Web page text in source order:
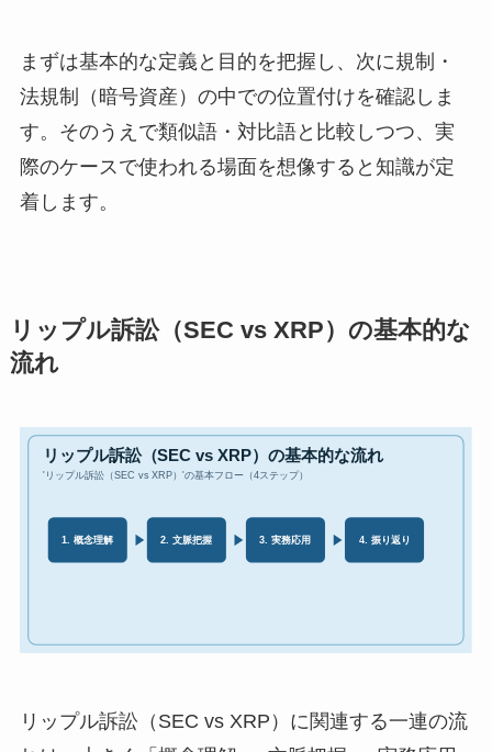
まずは基本的な定義と目的を把握し、次に規制・
法規制（暗号資産）の中での位置付けを確認しま
す。そのうえで類似語・対比語と比較しつつ、実
際のケースで使われる場面を想像すると知識が定
着します。
リップル訴訟（SEC vs XRP）の基本的な
流れ
リップル訴訟（SEC vs XRP）に関連する一連の流